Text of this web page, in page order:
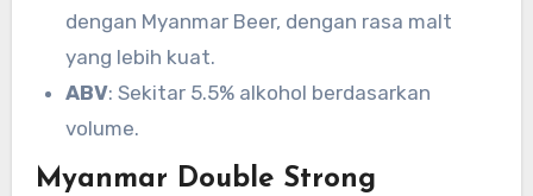
dengan Myanmar Beer, dengan rasa malt
yang lebih kuat.
ABV: Sekitar 5.5% alkohol berdasarkan
volume.
Myanmar Double Strong